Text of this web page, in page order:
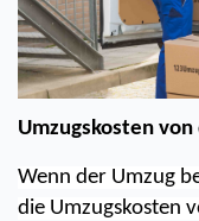
Umzugskosten
Wenn der Umzug
die Umzugskosten